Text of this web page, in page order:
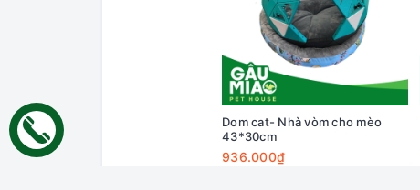
Dom cat- Nhà vòm cho mèo
43*30cm
936.000₫